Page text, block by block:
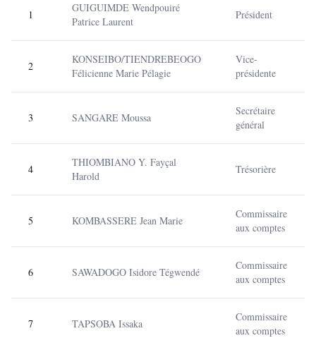
1
GUIGUIMDE Wendpouiré
Patrice Laurent
Président
2
KONSEIBO/TIENDREBEOGO
Félicienne Marie Pélagie
Vice-
présidente
3 SANGARE Moussa
Secrétaire
général
4
THIOMBIANO Y. Fayçal
Harold
Trésorière
5 KOMBASSERE Jean Marie
Commissaire
aux comptes
6 SAWADOGO Isidore Tégwendé
Commissaire
aux comptes
7 TAPSOBA Issaka
Commissaire
aux comptes